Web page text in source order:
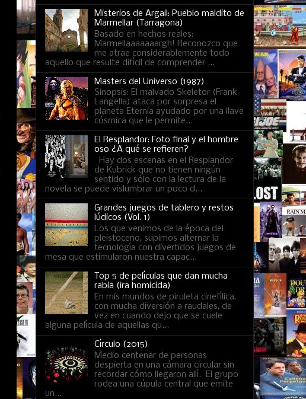
Misterios de Argail: Pueblo maldito de
Marmellar (Tarragona)
Basado en hechos reales:
Marmellaaaaaaargh! Reconozco que
me atrae considerablemente todo
aquello que resulte difícil de comprender ...
Masters del Universo (1987)
Sinopsis: El malvado Skeletor (Frank
Langella) ataca por sorpresa el
planeta Eternia ayudado por una llave
cósmica que le permite...
El Resplandor: Foto final y el hombre
oso ¿A qué se refieren?
Hay dos escenas en el Resplandor
de Kubrick que no tienen ningún
sentido y sólo con la lectura de la
novela se puede vislumbrar un poco d...
Grandes juegos de tablero y restos
lúdicos (Vol. 1)
Los que venimos de la época del
pleistoceno, supimos alternar la
tecnología con divertidos juegos de
mesa que estimularon nuestra capac...
Top 5 de películas que dan mucha
rabia (ira homicida)
En mis mundos de piruleta cinefílica,
con mucha diversión a raudales, de
vez en cuando dejo que se cuele
alguna película de aquellas qu...
Círculo (2015)
Medio centenar de personas
despierta en una cámara circular sin
recordar cómo llegaron allí. El grupo
rodea una cúpula central que emite
un...